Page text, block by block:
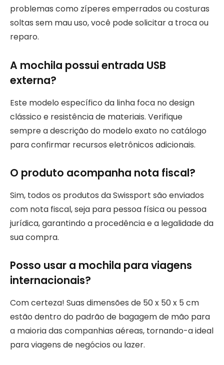
problemas como zíperes emperrados ou costuras
soltas sem mau uso, você pode solicitar a troca ou
reparo.
A mochila possui entrada USB
externa?
Este modelo específico da linha foca no design
clássico e resistência de materiais. Verifique
sempre a descrição do modelo exato no catálogo
para confirmar recursos eletrônicos adicionais.
O produto acompanha nota fiscal?
Sim, todos os produtos da Swissport são enviados
com nota fiscal, seja para pessoa física ou pessoa
jurídica, garantindo a procedência e a legalidade da
sua compra.
Posso usar a mochila para viagens
internacionais?
Com certeza! Suas dimensões de 50 x 50 x 5 cm
estão dentro do padrão de bagagem de mão para
a maioria das companhias aéreas, tornando-a ideal
para viagens de negócios ou lazer.